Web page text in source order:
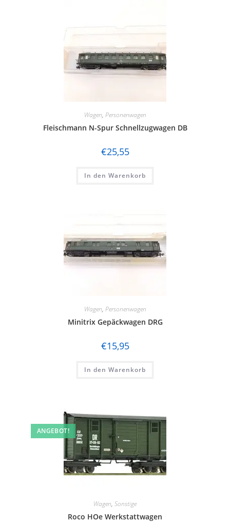
Wagen, Personenwagen
Fleischmann N-Spur Schnellzugwagen DB
€25,55
In den Warenkorb
Wagen, Personenwagen
Minitrix Gepäckwagen DRG
€15,95
In den Warenkorb
ANGEBOT!
Wagen, Sonstige
Roco HOe Werkstattwagen